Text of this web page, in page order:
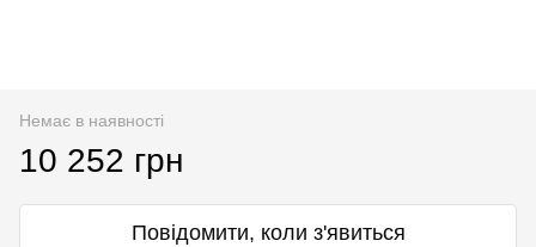
Немає в наявності
10 252 грн
Повідомити, коли з'явиться